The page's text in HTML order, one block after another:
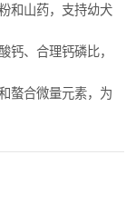
和山药，支持幼犬
、合理钙磷比，
螯合微量元素，为